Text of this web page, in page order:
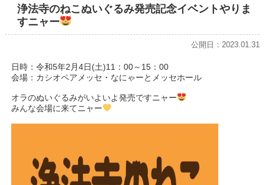
浄法寺のねこぬいぐるみ発売記念イベントやりま
すニャー
公開日：2023.01.31
日時：令和5年2月4日(土)11：00～15：00
会場：カシオペアメッセ・なにゃーとメッセホール
オラのぬいぐるみがいよいよ発売ですニャー
みんな会場に来てニャー